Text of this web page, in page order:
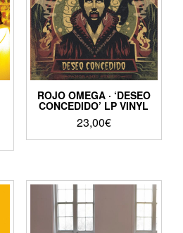
ROJO OMEGA · ‘DESEO
CONCEDIDO’ LP VINYL
23,00€